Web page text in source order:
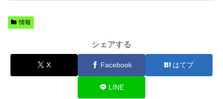
情報
シェアする
X Facebook はてブ
LINE